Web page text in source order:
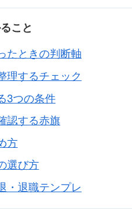
こと
たときの判断軸
理するチェック
3つの条件
認する赤旗
方
選び方
・退職テンプレ